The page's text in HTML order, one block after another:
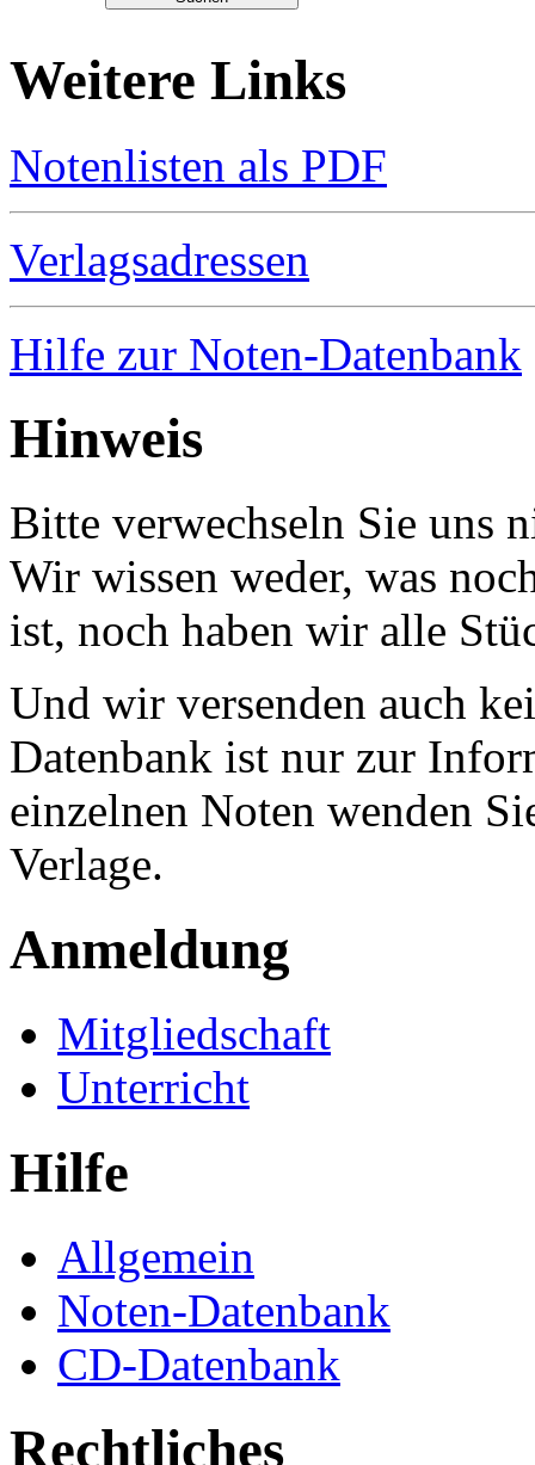
Weitere Links
Notenlisten als PDF
Verlagsadressen
Hilfe zur Noten-Datenbank
Hinweis
Bitte verwechseln Sie uns
Wir wissen weder, was
ist, noch haben wir alle
Und wir versenden auch
Datenbank ist nur zur
einzelnen Noten wenden
Verlage.
Anmeldung
Mitgliedschaft
Unterricht
Hilfe
Allgemein
Noten-Datenbank
CD-Datenbank
Rechtliches